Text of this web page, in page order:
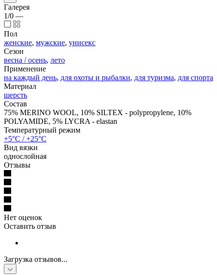
Галерея
1/0 —
Пол
женские, мужские, унисекс
Сезон
весна / осень, лето
Применение
на каждый день, для охоты и рыбалки, для туризма, для спорта
Материал
шерсть
Состав
75% MERINO WOOL, 10% SILTEX - polypropylene, 10%
POLYAMIDE, 5% LYCRA - elastan
Температурный режим
+5°C / +25°C
Вид вязки
однослойная
Отзывы
Нет оценок
Оставить отзыв
Загрузка отзывов...